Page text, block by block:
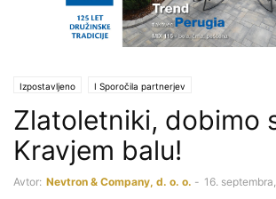
Izpostavljeno Ι Sporočila partnerjev
Zlatoletniki, dobimo
Kravjem balu!
Avtor: Nevtron & Company, d. o. o. - 16.